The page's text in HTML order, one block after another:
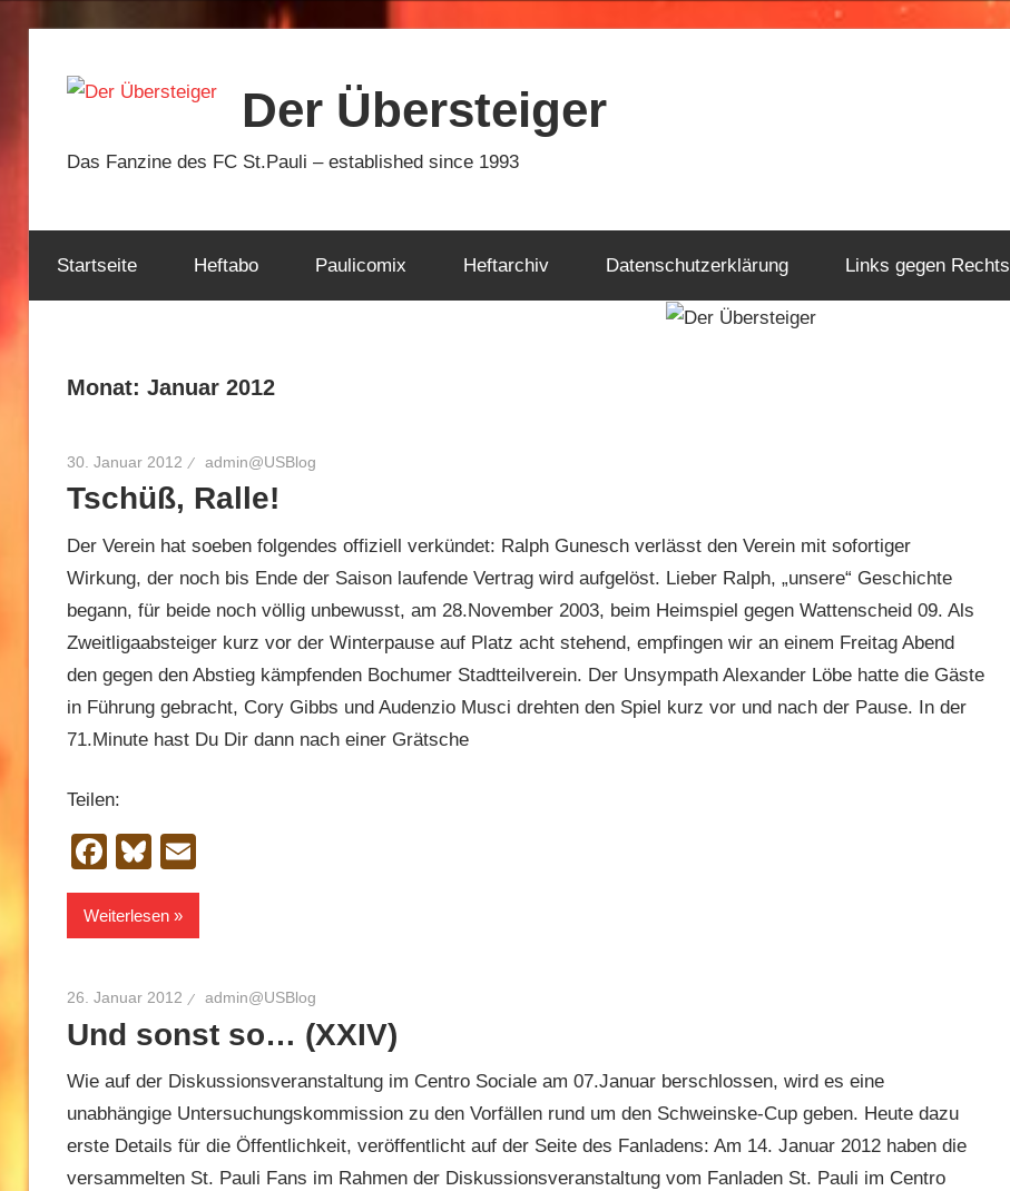
Inhalt
Der Übersteiger
Das Fanzine des FC St.Pauli – established since 1993
Startseite Heftabo Paulicomix Heftarchiv Datenschutzerklärung Links gegen Rechts
Monat: Januar 2012
30. Januar 2012 admin@USBlog
Tschüß, Ralle!
Der Verein hat soeben folgendes offiziell verkündet: Ralph Gunesch verlässt den Verein mit sofortiger
Wirkung, der noch bis Ende der Saison laufende Vertrag wird aufgelöst. Lieber Ralph, „unsere“ Geschichte
begann, für beide noch völlig unbewusst, am 28.November 2003, beim Heimspiel gegen Wattenscheid 09. Als
Zweitligaabsteiger kurz vor der Winterpause auf Platz acht stehend, empfingen wir an einem Freitag Abend
den gegen den Abstieg kämpfenden Bochumer Stadtteilverein. Der Unsympath Alexander Löbe hatte die Gäste
in Führung gebracht, Cory Gibbs und Audenzio Musci drehten den Spiel kurz vor und nach der Pause. In der
71.Minute hast Du Dir dann nach einer Grätsche
Teilen:
Facebook
Bluesky
Weiterlesen
26. Januar 2012 admin@USBlog
Und sonst so… (XXIV)
Wie auf der Diskussionsveranstaltung im Centro Sociale am 07.Januar berschlossen, wird es eine
unabhängige Untersuchungskommission zu den Vorfällen rund um den Schweinske-Cup geben. Heute dazu
erste Details für die Öffentlichkeit, veröffentlicht auf der Seite des Fanladens: Am 14. Januar 2012 haben die
versammelten St. Pauli Fans im Rahmen der Diskussionsveranstaltung vom Fanladen St. Pauli im Centro